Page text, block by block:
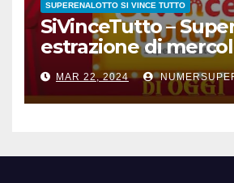
SUPERENALOTTO SI VINCE TUTTO
SiVinceTutto –
estrazione di
marzo 2024 numeri
e quote
MAR 22, 2024